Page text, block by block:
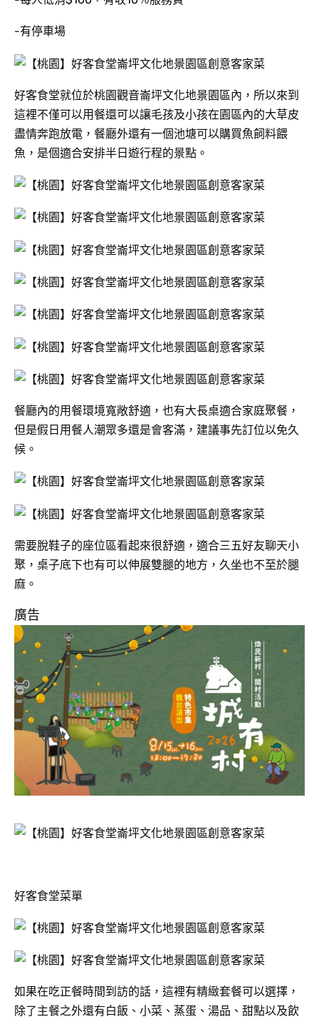
-有停車場
好客食堂就位於桃園觀音崙坪文化地景園區內，所以來到
這裡不僅可以用餐還可以讓毛孩及小孩在園區內的大草皮
盡情奔跑放電，餐廳外還有一個池塘可以購買魚飼料餵
魚，是個適合安排半日遊行程的景點。
餐廳內的用餐環境寬敞舒適，也有大長桌適合家庭聚餐，
但是假日用餐人潮眾多還是會客滿，建議事先訂位以免久
候。
需要脫鞋子的座位區看起來很舒適，適合三五好友聊天小
聚，桌子底下也有可以伸展雙腿的地方，久坐也不至於腿
麻。
廣告
好客食堂菜單
如果在吃正餐時間到訪的話，這裡有精緻套餐可以選擇，
除了主餐之外還有白飯、小菜、蒸蛋、湯品、甜點以及飲